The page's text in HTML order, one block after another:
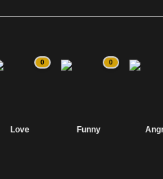
0
Love
0
Funny